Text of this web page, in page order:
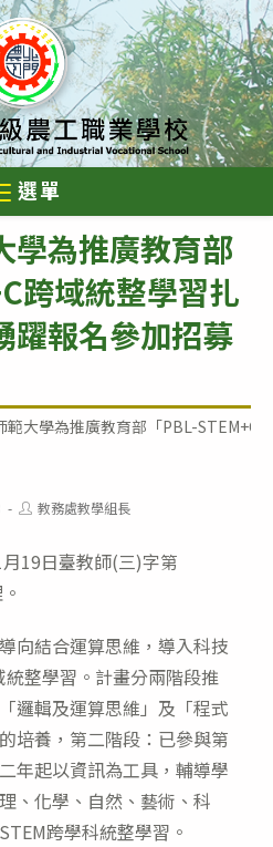
選單
學為推廣教育部
跨域統整學習扎
躍報名參加招募
範大學為推廣教育部「PBL-STEM+C
Post教務處教學組長
19日臺教師(三)字第
向結合運算思維，導入科技
整學習。計畫分兩階段推
邏輯及運算思維」及「程式
培養，第二階段：已參與第
年起以資訊為工具，輔導學
、化學、自然、藝術、科
跨學科統整學習。